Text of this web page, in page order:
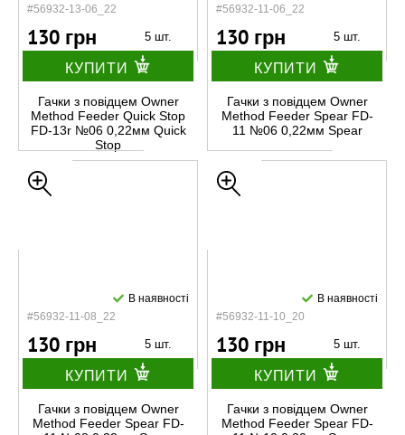
#56932-13-06_22
130 грн 5 шт.
КУПИТИ
Гачки з повідцем Owner
Method Feeder Quick Stop
FD-13r №06 0,22мм Quick
Stop
#56932-11-06_22
130 грн 5 шт.
КУПИТИ
Гачки з повідцем Owner
Method Feeder Spear FD-
11 №06 0,22мм Spear
#56932-11-08_22
В наявності
130 грн 5 шт.
КУПИТИ
Гачки з повідцем Owner
Method Feeder Spear FD-
#56932-11-10_20
В наявності
130 грн 5 шт.
КУПИТИ
Гачки з повідцем Owner
Method Feeder Spear FD-